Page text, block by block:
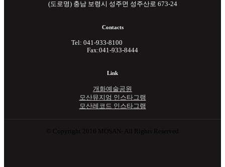
(도로명) 충남 보령시 성주면 성주산로 673-24
Contacts
Tel: 041-933-8100
Fax:041-933-8444
Link
개화예술공원
모산뮤지엄 인스타그램
모산레코드 인스타그램
© Copyright 2016 MOSAN- All Rights Reserved